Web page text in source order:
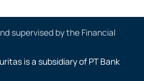
supervised by the Financial
is a subsidiary of PT Bank